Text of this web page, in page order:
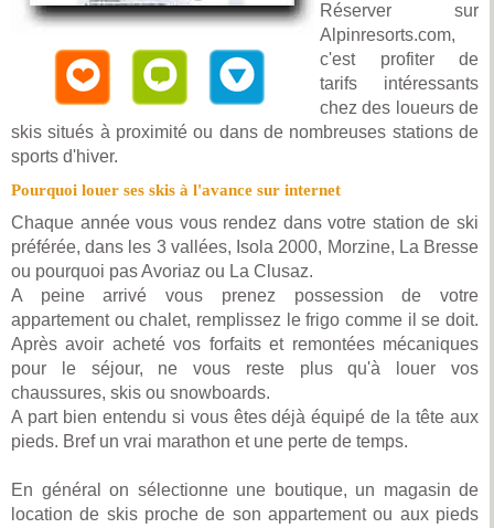
Réserver sur
Alpinresorts.com,
c'est profiter de
tarifs intéressants
chez des loueurs de
skis situés à proximité ou dans de nombreuses stations de
sports d'hiver.
Pourquoi louer ses skis à l'avance sur internet
Chaque année vous vous rendez dans votre station de ski
préférée, dans les 3 vallées, Isola 2000, Morzine, La Bresse
ou pourquoi pas Avoriaz ou La Clusaz.
A peine arrivé vous prenez possession de votre
appartement ou chalet, remplissez le frigo comme il se doit.
Après avoir acheté vos forfaits et remontées mécaniques
pour le séjour, ne vous reste plus qu'à louer vos
chaussures, skis ou snowboards.
A part bien entendu si vous êtes déjà équipé de la tête aux
pieds. Bref un vrai marathon et une perte de temps.
En général on sélectionne une boutique, un magasin de
location de skis proche de son appartement ou aux pieds